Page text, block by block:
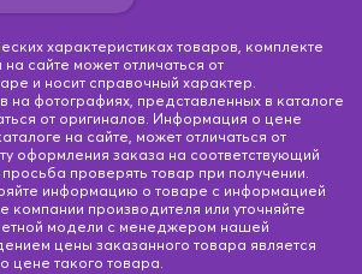
характеристиках товаров, комплекте
сайте может отличаться от
и носит справочный характер.
на фотографиях, представленных в каталоге
от оригиналов. Информация о цене
на сайте, может отличаться от
оформления заказа на соответствующий
проверять товар при получении.
информацию о товаре с информацией
компании производителя или уточняйте
модели с менеджером нашей
цены заказанного товара является
цене такого товара.